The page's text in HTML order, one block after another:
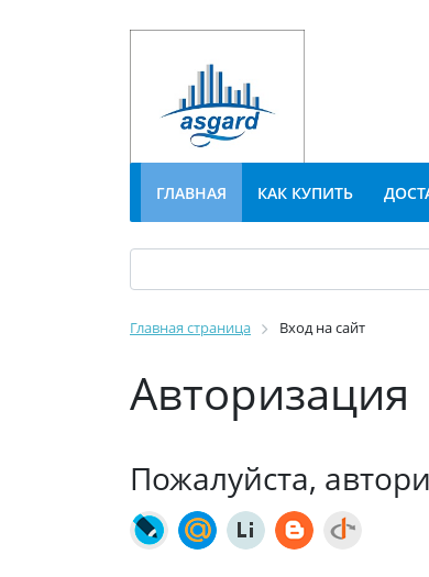
ГЛАВНАЯ КАК КУПИТЬ
Главная страница Вход на сайт
Авторизация
Пожалуйста,